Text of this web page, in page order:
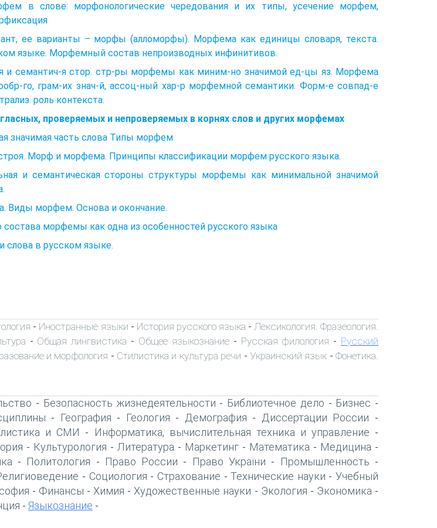
в слове: морфонологические чередования и их типы, усечение морфем,
ее варианты – морфы (алломорфы). Морфема как единицы словаря, текста.
языке. Морфемный состав непроизводных инфинитивов.
и семантич-я стор. стр-ры морфемы как миним-но значимой ед-цы яз. Морфема
го, грам-их знач-й, ассоц-ный хар-р морфемной семантики. Форм-е совпад-е
роль контекста.
проверяемых и непроверяемых в корнях слов и других морфемах
значимая часть слова Типы морфем
Морф и морфема. Принципы классификации морфем русского языка.
и семантическая стороны структуры морфемы как минимальной значимой
Виды морфем. Основа и окончание.
морфемы как одна из особенностей русского языка
слова в русском языке.
- Иностранные языки - История русского языка - Лексикология. Фразеология.
- Общая лингвистика - Общее языкознание- Русская филология - Русский
и морфология - Стилистика и культура речи - Украинский язык - Фонетика.
- Безопасность жизнедеятельности - Библиотечное дело - Бизнес -
- География - Геология - Демография - Диссертации России -
и СМИ - Информатика, вычислительная техника и управление -
- Культурология - Литература - Маркетинг - Математика - Медицина -
- Политология - Право России - Право України - Промышленность -
- Социология - Страхование -Технические науки -Учебный
- Финансы - Химия - Художественные науки - Экология - Экономика -
- Языкознание -